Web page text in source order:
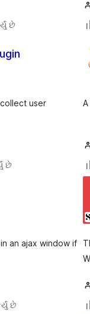
છે
user
છે
an ajax window if
છે